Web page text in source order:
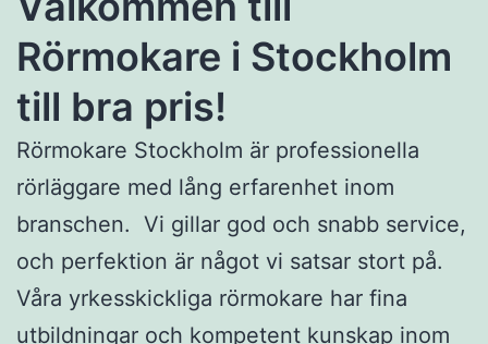
Rörmokare i Stockholm
till bra pris!
Rörmokare Stockholm är professionella
rörläggare med lång erfarenhet inom
branschen. Vi gillar god och snabb service,
och perfektion är något vi satsar stort på.
Våra yrkesskickliga rörmokare har fina
utbildningar och kompetent kunskap inom